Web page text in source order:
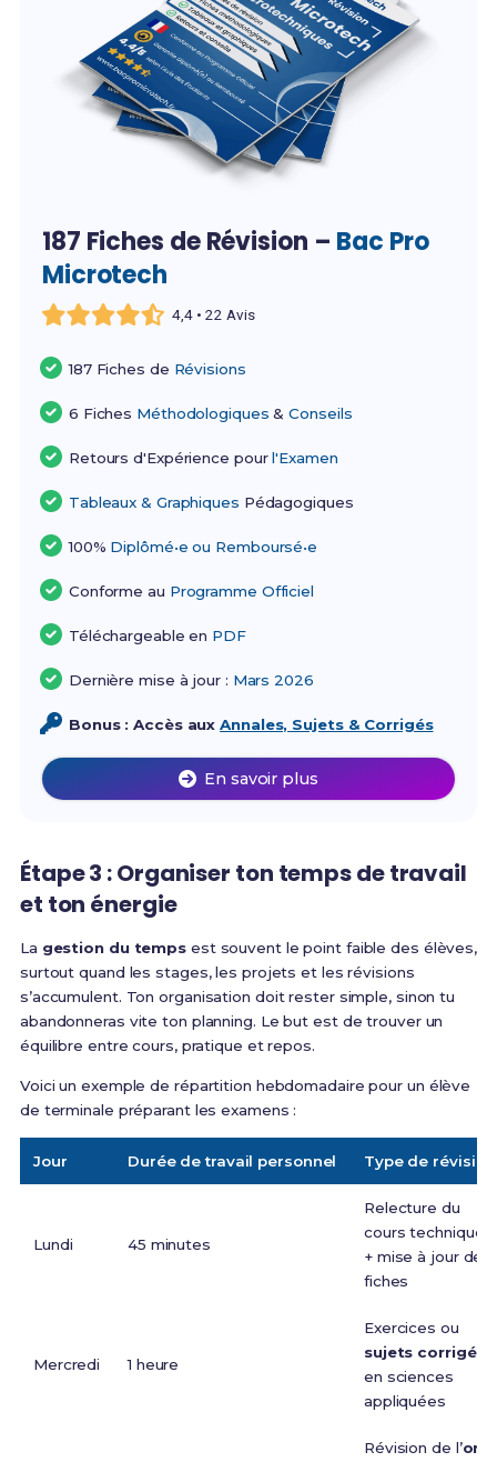
187 Fiches de Révision – Bac Pro
Microtech
4,4 • 22 Avis
187 Fiches de Révisions
6 Fiches Méthodologiques &Conseils
Retours d'Expérience pourl'Examen
Tableaux & Graphiques Pédagogiques
100% Diplômé•e ou Remboursé•e
Conforme au Programme Officiel
Téléchargeable en PDF
Dernière mise à jour : Mars 2026
Bonus : Accès auxAnnales, Sujets & Corrigés
En savoir plus
Étape 3 : Organiser ton temps de travail
et ton énergie
La gestion du temps est souvent le point faible des élèves,
surtout quand les stages, les projets et les révisions
s’accumulent. Ton organisation doit rester simple, sinon tu
abandonneras vite ton planning. Le but est de trouver un
équilibre entre cours, pratique et repos.
Voici un exemple de répartition hebdomadaire pour un élève
de terminale préparant les examens :
Jour Durée de travail personnel Type de révision
Lundi 45 minutes
Relecture du
cours technique
+ mise à jour des
fiches
Mercredi 1 heure
Exercices ou
sujets corrigés
en sciences
appliquées
Révision de l’oral